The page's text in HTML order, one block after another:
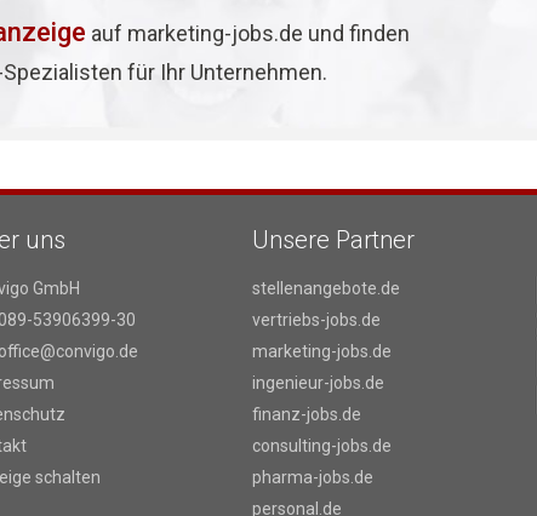
auf marketing-jobs.de und finden
für Ihr Unternehmen.
uns
GmbH
53906399-30
office@convigo.de
schalten
Unsere Partner
stellenangebote.de
vertriebs-jobs.de
marketing-jobs.de
ingenieur-jobs.de
finanz-jobs.de
consulting-jobs.de
pharma-jobs.de
personal.de